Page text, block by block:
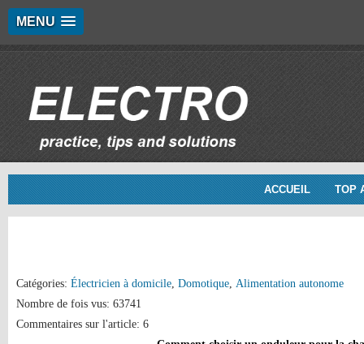
MENU
ACCUEIL TOP
Catégories: Électricien à domicile, Domotique, Alimentation autonome
Nombre de fois vus: 63741
Commentaires sur l'article: 6